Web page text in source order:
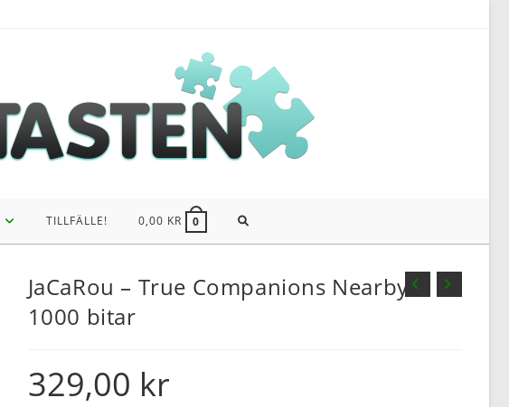
TILLFÄLLE! 0,00 KR 0 SLÅ
JaCaRou – True Companions Nearby –
1000 bitar
329,00 kr